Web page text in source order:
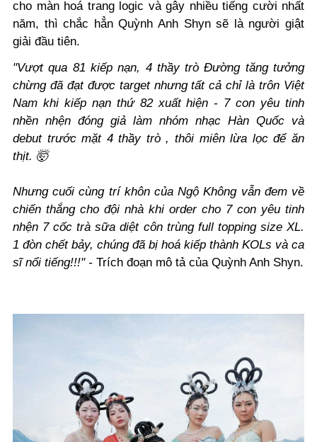
cho màn hoá trang logic và gây nhiều tiếng cười nhất
năm, thì chắc hẳn Quỳnh Anh Shyn sẽ là người giật
giải đầu tiên.
"Vượt qua 81 kiếp nạn, 4 thầy trò Đường tăng tưởng
chừng đã đạt được target nhưng tất cả chỉ là trôn Việt
Nam khi kiếp nạn thứ 82 xuất hiện - 7 con yêu tinh
nhền nhện đóng giả làm nhóm nhạc Hàn Quốc và
debut trước mặt 4 thầy trò , thôi miên lừa lọc để ăn
thịt. 🤯
Nhưng cuối cùng trí khôn của Ngộ Không vẫn đem về
chiến thắng cho đội nhà khi order cho 7 con yêu tinh
nhện 7 cốc trà sữa diệt côn trùng full topping size XL.
1 đòn chết bảy, chúng đã bị hoá kiếp thành KOLs và ca
sĩ nổi tiếng!!!" - Trích đoạn mô tả của Quỳnh Anh Shyn.